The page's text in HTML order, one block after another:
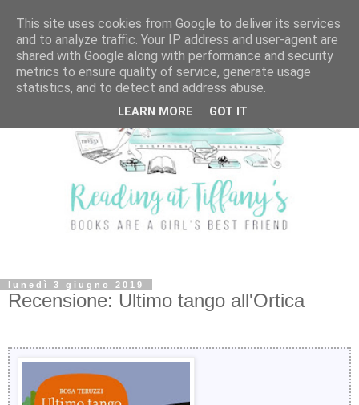
lunedì 3 giugno 2019
Recensione: Ultimo tango all'Ortica
This site uses cookies from Google to deliver its services
and to analyze traffic. Your IP address and user-agent are
shared with Google along with performance and security
metrics to ensure quality of service, generate usage
statistics, and to detect and address abuse.
LEARN MORE GOT IT